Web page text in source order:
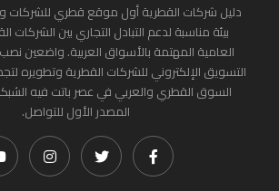
دليل شركات القطرية أول موقع قطري للشركات
بيئة مناسبة لدعم التبادل التجاري بين الشركات
العامية المهتمة بالأسواق العربية. واضعين نصب
التسويق الإلكتروني للشركات القطرية وتطويره
السوق القطري والعربي في عصر باتت فيه
المصدر الأول للتواصل.